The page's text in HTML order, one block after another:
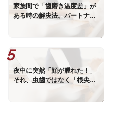
家族間で「歯磨き温度差」が
ある時の解決法。パートナー
を巻き込むための役割分担術
夜中に突然「顔が腫れた！」
それ、虫歯ではなく「根尖周
囲病巣」かもしれません